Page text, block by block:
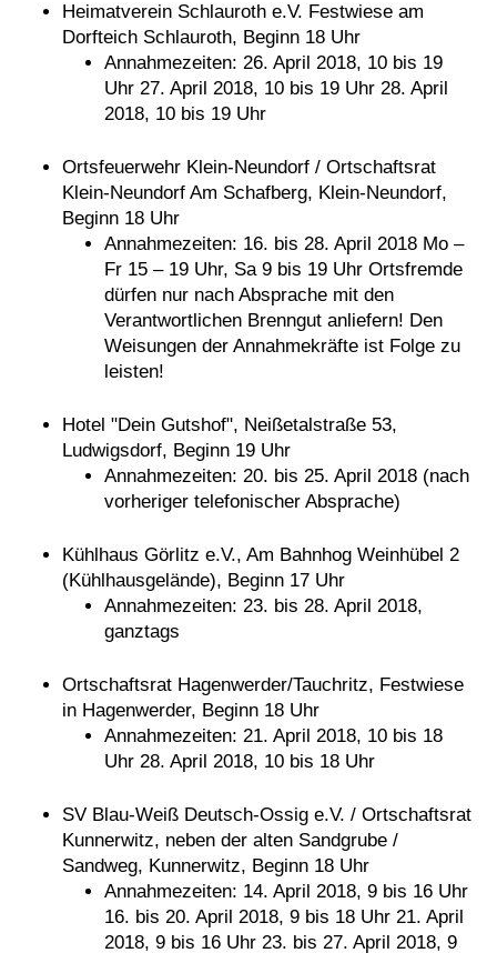
Heimatverein Schlauroth e.V. Festwiese am
Dorfteich Schlauroth, Beginn 18 Uhr
Annahmezeiten: 26. April 2018, 10 bis 19
Uhr 27. April 2018, 10 bis 19 Uhr 28. April
2018, 10 bis 19 Uhr
Ortsfeuerwehr Klein-Neundorf / Ortschaftsrat
Klein-Neundorf Am Schafberg, Klein-Neundorf,
Beginn 18 Uhr
Annahmezeiten: 16. bis 28. April 2018 Mo –
Fr 15 – 19 Uhr, Sa 9 bis 19 Uhr Ortsfremde
dürfen nur nach Absprache mit den
Verantwortlichen Brenngut anliefern! Den
Weisungen der Annahmekräfte ist Folge zu
leisten!
Hotel "Dein Gutshof", Neißetalstraße 53,
Ludwigsdorf, Beginn 19 Uhr
Annahmezeiten: 20. bis 25. April 2018 (nach
vorheriger telefonischer Absprache)
Kühlhaus Görlitz e.V., Am Bahnhog Weinhübel 2
(Kühlhausgelände), Beginn 17 Uhr
Annahmezeiten: 23. bis 28. April 2018,
ganztags
Ortschaftsrat Hagenwerder/Tauchritz, Festwiese
in Hagenwerder, Beginn 18 Uhr
Annahmezeiten: 21. April 2018, 10 bis 18
Uhr 28. April 2018, 10 bis 18 Uhr
SV Blau-Weiß Deutsch-Ossig e.V. / Ortschaftsrat
Kunnerwitz, neben der alten Sandgrube /
Sandweg, Kunnerwitz, Beginn 18 Uhr
Annahmezeiten: 14. April 2018, 9 bis 16 Uhr
16. bis 20. April 2018, 9 bis 18 Uhr 21. April
2018, 9 bis 16 Uhr 23. bis 27. April 2018, 9